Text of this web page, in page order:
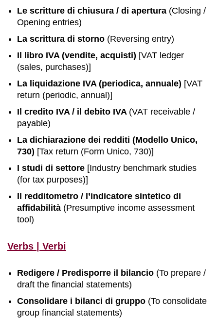
Le scritture di chiusura / di apertura (Closing /
Opening entries)
La scrittura di storno (Reversing entry)
Il libro IVA (vendite, acquisti) [VAT ledger
(sales, purchases)]
La liquidazione IVA (periodica, annuale) [VAT
return (periodic, annual)]
Il credito IVA / il debito IVA (VAT receivable /
payable)
La dichiarazione dei redditi (Modello Unico,
730) [Tax return (Form Unico, 730)]
I studi di settore [Industry benchmark studies
(for tax purposes)]
Il redditometro / l’indicatore sintetico di
affidabilità (Presumptive income assessment
tool)
Verbs | Verbi
Redigere / Predisporre il bilancio (To prepare /
draft the financial statements)
Consolidare i bilanci di gruppo (To consolidate
group financial statements)